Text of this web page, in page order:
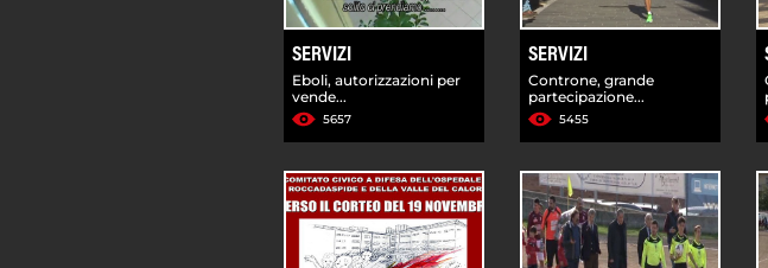
SERVIZI
Eboli, autorizzazioni per
vende...
5657
SERVIZI
Controne, grande
partecipazione...
5455